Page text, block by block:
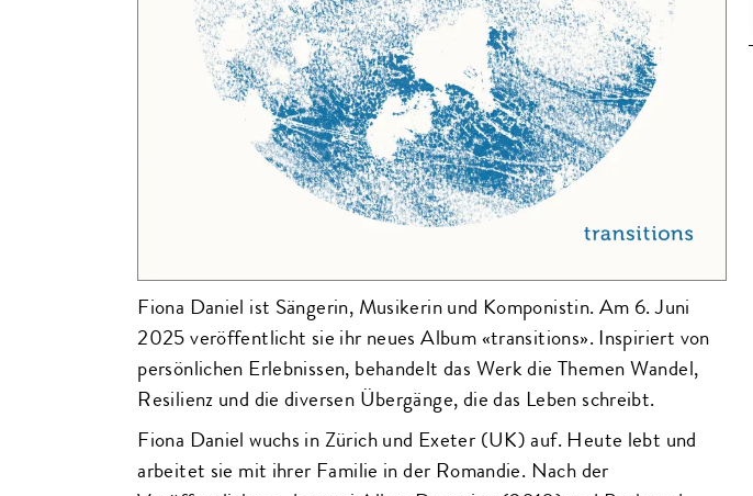
Fiona Daniel ist Sängerin, Musikerin und Komponistin. Am 6. Juni
2025 veröffentlicht sie ihr neues Album «transitions». Inspiriert von
persönlichen Erlebnissen, behandelt das Werk die Themen Wandel,
Resilienz und die diversen Übergänge, die das Leben schreibt.
Fiona Daniel wuchs in Zürich und Exeter (UK) auf. Heute lebt und
arbeitet sie mit ihrer Familie in der Romandie. Nach der